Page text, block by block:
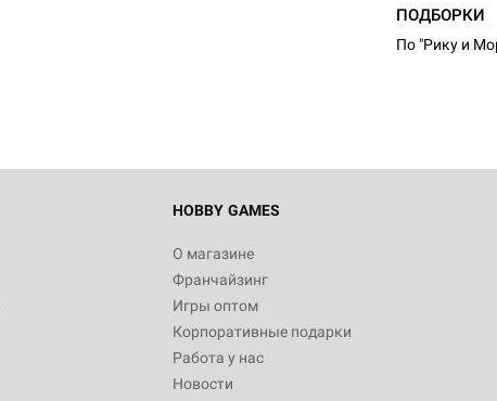
ПОДБОРКИ
По "Рику и
HOBBY GAMES
О магазине
Франчайзинг
Игры оптом
Корпоративные подарки
Работа у нас
Новости
Настольная игра Hobby World Монстры
Белая смерть
12 990
Настольная игра Hobby World Берсерк.
3 490